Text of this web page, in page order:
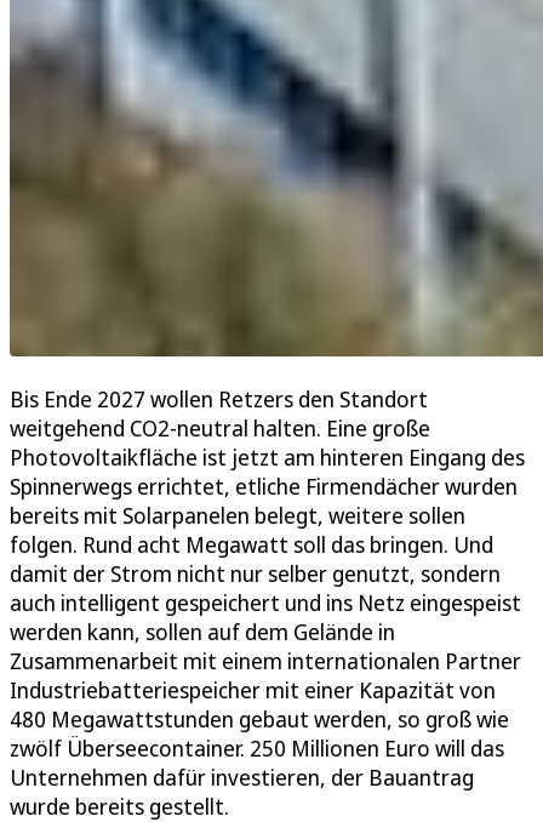
Bis Ende 2027 wollen Retzers den Standort
weitgehend CO2-neutral halten. Eine große
Photovoltaikfläche ist jetzt am hinteren Eingang des
Spinnerwegs errichtet, etliche Firmendächer wurden
bereits mit Solarpanelen belegt, weitere sollen
folgen. Rund acht Megawatt soll das bringen. Und
damit der Strom nicht nur selber genutzt, sondern
auch intelligent gespeichert und ins Netz eingespeist
werden kann, sollen auf dem Gelände in
Zusammenarbeit mit einem internationalen Partner
Industriebatteriespeicher mit einer Kapazität von
480 Megawattstunden gebaut werden, so groß wie
zwölf Überseecontainer. 250 Millionen Euro will das
Unternehmen dafür investieren, der Bauantrag
wurde bereits gestellt.